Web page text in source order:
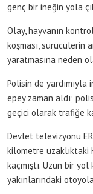
genç bir ineğin yola
Olay, hayvanın
koşması, sürücülerin
yaratmasına neden
Polisin de
epey zaman aldı;
geçici olarak trafiğe
Devlet televizyonu
kilometre uzaklıktaki
kaçmıştı. Uzun bir
yakınlarındaki